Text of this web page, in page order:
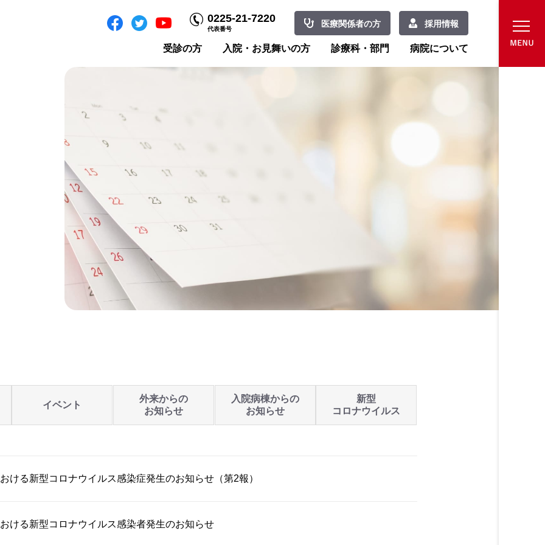
0225-21-7220
代表番号
医療関係者の方 採用情報
受診の方 入院・お見舞いの方 診療科・部門 病院について
イベント
外来からの
お知らせ
入院病棟からの
お知らせ
新型
コロナウイルス
ける新型コロナウイルス感染症発生のお知らせ（第2報）
ける新型コロナウイルス感染者発生のお知らせ